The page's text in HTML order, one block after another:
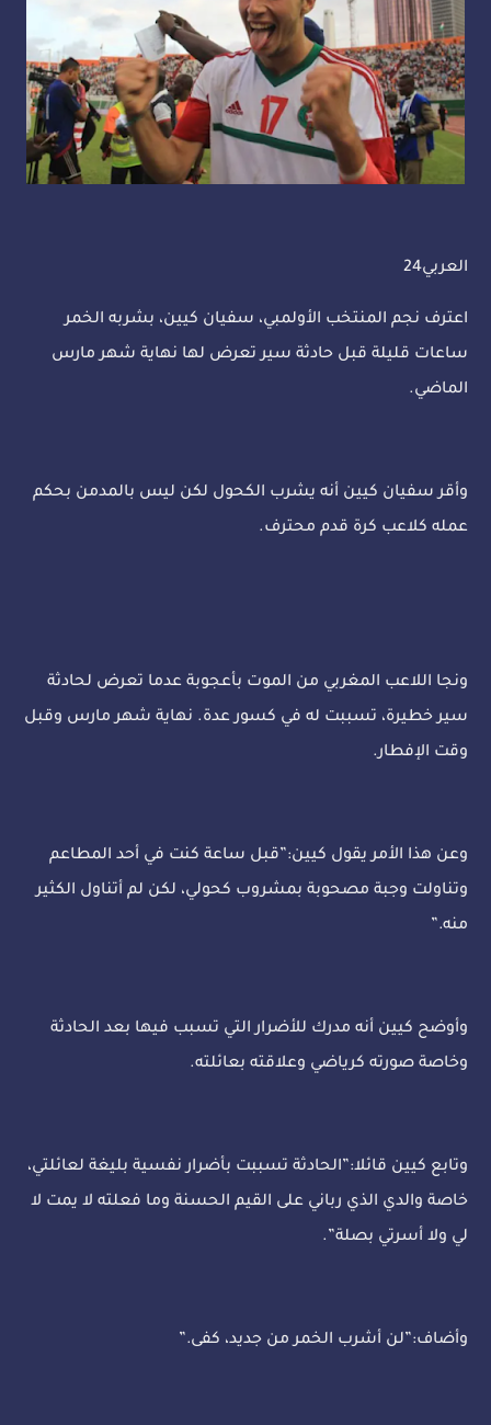
العربي24
اعترف نجم المنتخب الأولمبي، سفيان كيين، بشربه الخمر
ساعات قليلة قبل حادثة سير تعرض لها نهاية شهر مارس
الماضي.
وأقر سفيان كيين أنه يشرب الكحول لكن ليس بالمدمن بحكم
عمله كلاعب كرة قدم محترف.
ونجا اللاعب المغربي من الموت بأعجوبة عدما تعرض لحادثة
سير خطيرة، تسببت له في كسور عدة. نهاية شهر مارس وقبل
وقت الإفطار.
وعن هذا الأمر يقول كيين:”قبل ساعة كنت في أحد المطاعم
وتناولت وجبة مصحوبة بمشروب كحولي، لكن لم أتناول الكثير
منه.”
وأوضح كيين أنه مدرك للأضرار التي تسبب فيها بعد الحادثة
وخاصة صورته كرياضي وعلاقته بعائلته.
وتابع كيين قائلا:”الحادثة تسببت بأضرار نفسية بليغة لعائلتي،
خاصة والدي الذي رباني على القيم الحسنة وما فعلته لا يمت لا
لي ولا أسرتي بصلة”.
وأضاف:”لن أشرب الخمر من جديد، كفى.”